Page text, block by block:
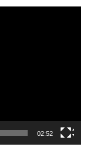
02:52